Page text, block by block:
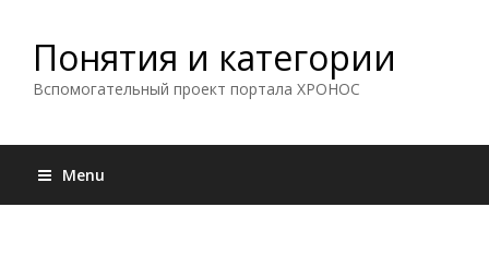
Понятия и категории
Вспомогательный проект портала ХРОНОС
Menu